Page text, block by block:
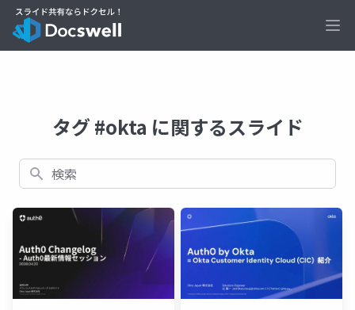
タグ #okta に関するスライド
検索